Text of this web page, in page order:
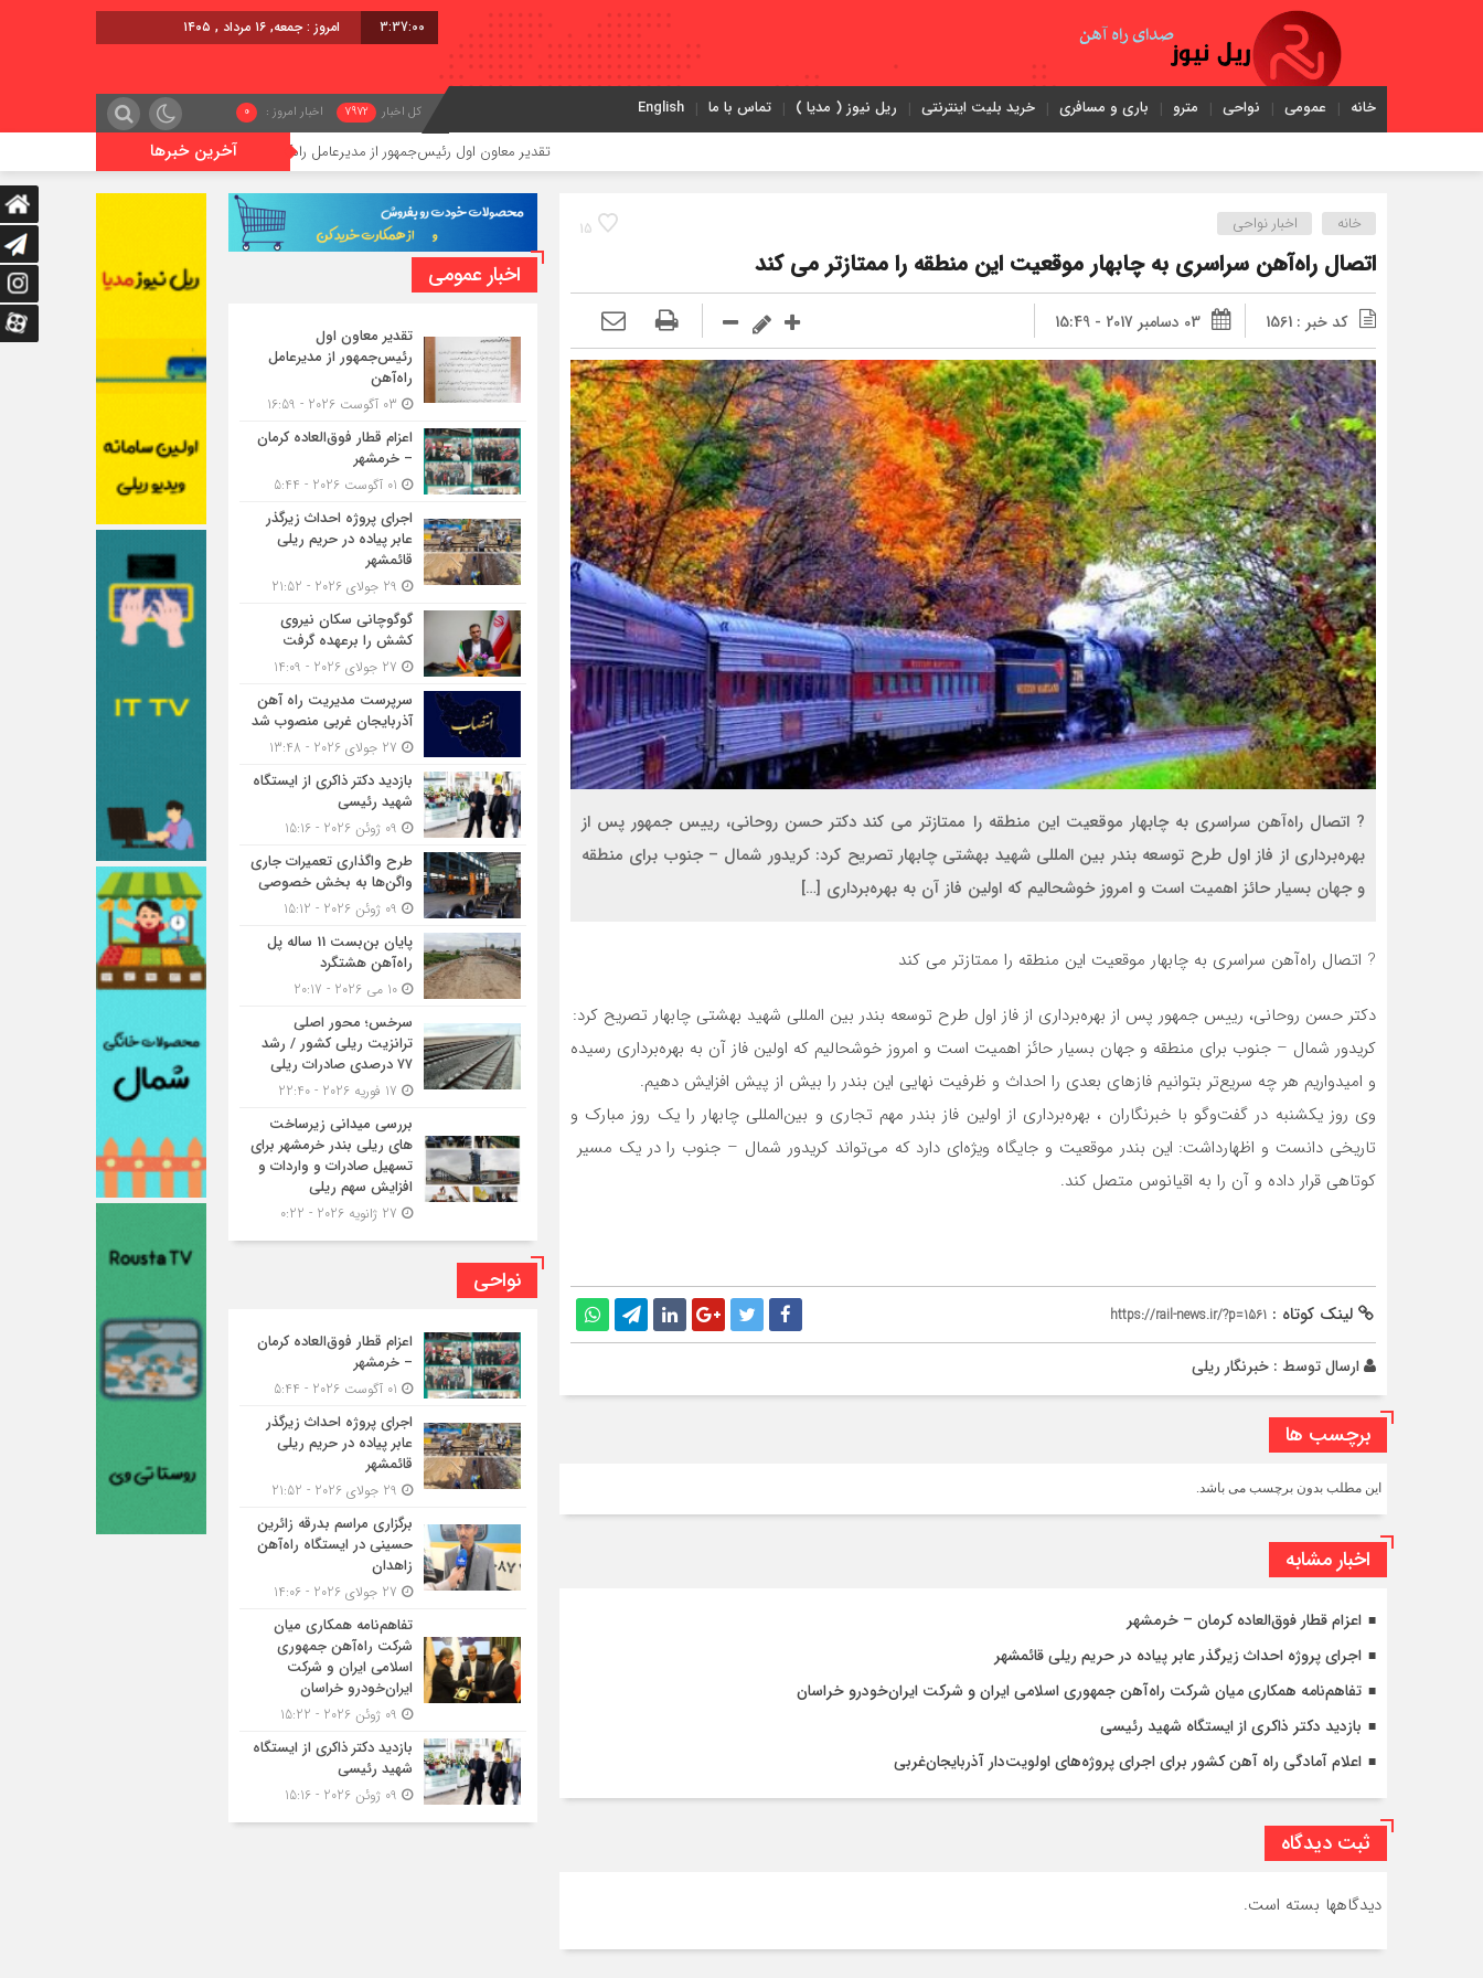
3:37:01 امروز : جمعه, ۱۶ مرداد , ۱۴۰۵
خانه عمومی نواحی مترو باری و مسافری خرید بلیت اینترنتی ریل نیوز ( مدیا ) تماس با ما English کل اخبار 7972 اخبار امروز : 0
آخرین خبرها تقدیر معاون اول رئیس‌جمهور از مدیرعامل راه‌آهن اعزام قطار فوق‌العاده کرمان – خرمشهر
15 خانه اخبار نواحی
اتصال راه‌آهن سراسری به چابهار موقعیت این منطقه را ممتازتر می کند
کد خبر : 1561 03 دسامبر 2017 - 15:49
? اتصال راه‌آهن سراسری به چابهار موقعیت این منطقه را ممتازتر می کند دکتر حسن روحانی، رییس جمهور پس از
بهره‌برداری از فاز اول طرح توسعه بندر بین المللی شهید بهشتی چابهار تصریح کرد: کریدور شمال – جنوب برای منطقه
و جهان بسیار حائز اهمیت است و امروز خوشحالیم که اولین فاز آن به بهره‌برداری […]
? اتصال راه‌آهن سراسری به چابهار موقعیت این منطقه را ممتازتر می کند
دکتر حسن روحانی، رییس جمهور پس از بهره‌برداری از فاز اول طرح توسعه بندر بین المللی شهید بهشتی چابهار تصریح کرد:
کریدور شمال – جنوب برای منطقه و جهان بسیار حائز اهمیت است و امروز خوشحالیم که اولین فاز آن به بهره‌برداری رسیده
و امیدواریم هر چه سریع‌تر بتوانیم فازهای بعدی را احداث و ظرفیت نهایی این بندر را بیش از پیش افزایش دهیم.
وی روز یکشنبه در گفت‌وگو با خبرنگاران ، بهره‌برداری از اولین فاز بندر مهم تجاری و بین‌المللی چابهار را یک روز مبارک و
تاریخی دانست و اظهارداشت: این بندر موقعیت و جایگاه ویژه‌ای دارد که می‌تواند کریدور شمال – جنوب را در یک مسیر
کوتاهی قرار داده و آن را به اقیانوس متصل کند.
لینک کوتاه : https://rail-news.ir/?p=1561
ارسال توسط : خبرنگار ریلی
برچسب ها
این مطلب بدون برچسب می باشد.
اخبار مشابه
اعزام قطار فوق‌العاده کرمان – خرمشهر
اجرای پروژه احداث زیرگذر عابر پیاده در حریم ریلی قائمشهر
تفاهم‌نامه همکاری میان شرکت راه‌آهن جمهوری اسلامی ایران و شرکت ایران‌خودرو خراسان
بازدید دکتر ذاکری از ایستگاه شهید رئیسی
اعلام آمادگی راه آهن کشور برای اجرای پروژه‌های اولویت‌دار آذربایجان‌غربی
ثبت دیدگاه
دیدگاهها بسته است.
اخبار عمومی
تقدیر معاون اول
رئیس‌جمهور از مدیرعامل
راه‌آهن
اعزام قطار فوق‌العاده کرمان
– خرمشهر
اجرای پروژه احداث زیرگذر
عابر پیاده در حریم ریلی
قائمشهر
گوگوچانی سکان نیروی
کشش را برعهده گرفت
سرپرست مدیریت راه آهن
آذربایجان غربی منصوب شد
بازدید دکتر ذاکری از ایستگاه
شهید رئیسی
طرح واگذاری تعمیرات جاری
واگن‌ها به بخش خصوصی
پایان بن‌بست 11 ساله پل
راه‌آهن هشتگرد
سرخس؛ محور اصلی
ترانزیت ریلی کشور / رشد
۷۷ درصدی صادرات ریلی
بررسی میدانی زیرساخت
های ریلی بندر خرمشهر برای
تسهیل صادرات و واردات و
افزایش سهم ریلی
نواحی
اعزام قطار فوق‌العاده کرمان
– خرمشهر
اجرای پروژه احداث زیرگذر
عابر پیاده در حریم ریلی
قائمشهر
برگزاری مراسم بدرقه زائرین
حسینی در ایستگاه راه‌آهن
زاهدان
تفاهم‌نامه همکاری میان
شرکت راه‌آهن جمهوری
اسلامی ایران و شرکت
ایران‌خودرو خراسان
بازدید دکتر ذاکری از ایستگاه
شهید رئیسی